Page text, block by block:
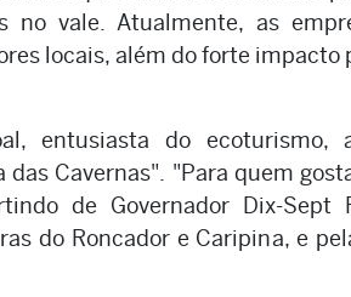
no vale. Atualmente, as
locais, além do forte impacto
entusiasta do ecoturismo,
Cavernas". "Para quem
de Governador Dix-Sept
do Roncador e Caripina, e